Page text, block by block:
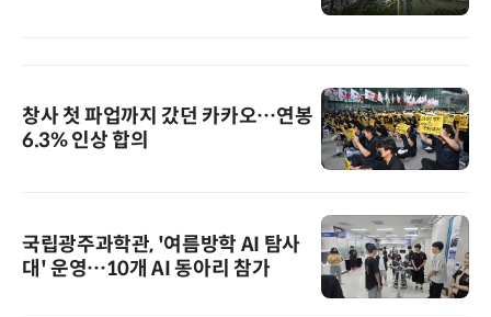
창사 첫 파업까지 갔던 카카오…연봉
6.3% 인상 합의
국립광주과학관, '여름방학 AI 탐사
대' 운영…10개 AI 동아리 참가